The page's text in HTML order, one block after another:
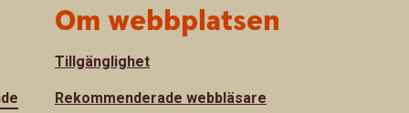
Om webbplatsen
Tillgänglighet
Rekommenderade webbläsare